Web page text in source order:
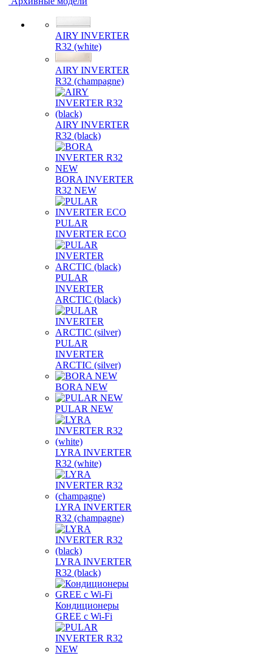
AIRY INVERTER
R32 (white)
AIRY INVERTER
R32 (champagne)
AIRY INVERTER
R32 (black)
BORA INVERTER
R32 NEW
PULAR
INVERTER ECO
PULAR
INVERTER
ARCTIC (black)
PULAR
INVERTER
ARCTIC (silver)
BORA NEW
PULAR NEW
LYRA INVERTER
R32 (white)
LYRA INVERTER
R32 (champagne)
LYRA INVERTER
R32 (black)
Кондиционеры
GREE с Wi-Fi